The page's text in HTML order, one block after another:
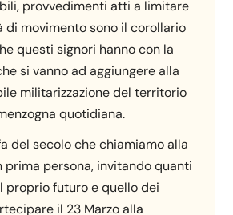
provvedimenti atti a limitare
di movimento sono il corollario
questi signori hanno con la
si vanno ad aggiungere alla
militarizzazione del territorio
quotidiana.
del secolo che chiamiamo alla
prima persona, invitando quanti
proprio futuro e quello dei
il 23 Marzo alla